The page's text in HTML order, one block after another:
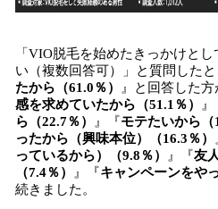
「VIO脱毛を始めたきっかけと
い（複数回答可）」と質問した
たから（61.0％）
』と回答した
感を求めていたから（51.1％）
ら（22.7％）
』『モテたいから（
ったから（興味本位）（16.3％）
っているから）（9.8％）
』『友
（7.4％）
』『キャンペーンをや
続きました。